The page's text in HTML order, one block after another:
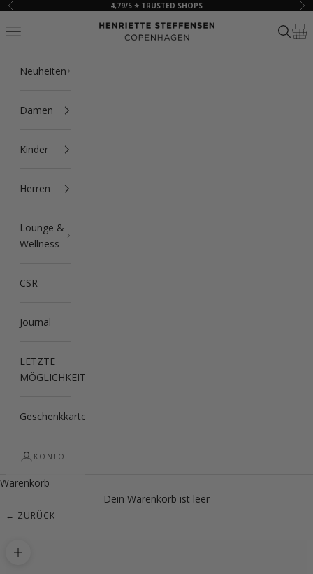
Zum Inhalt springen
Zurück 4,79/5 ⭐ TRUSTED SHOPS Vor
HSCPH
Navigationsmenü öffnen Suche
Neuheiten
Damen
Kinder
Herren
Lounge &
Wellness
CSR
Journal
LETZTE
MÖGLICHKEIT
Geschenkkarte
KONTO
Warenkorb
Dein Warenkorb ist leer
← ZURÜCK
Bild vergrößern